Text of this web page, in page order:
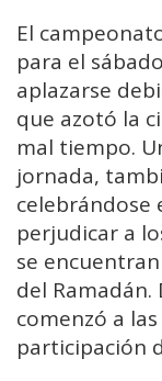
El
para el
aplazarse
que azotó la
mal tiempo.
jornada,
perjudicar a
se
del
comenzó a
participación